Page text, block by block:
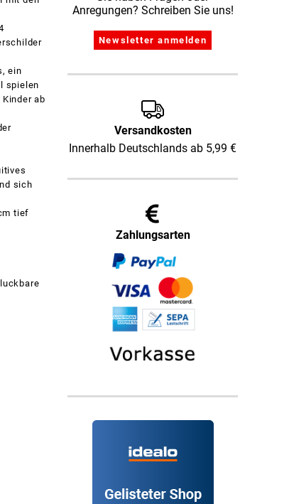
ein
spielen
ab
sich
tief
Anregungen? Schreiben Sie uns!
Versandkosten
Innerhalb Deutschlands ab 5,99 €
Zahlungsarten